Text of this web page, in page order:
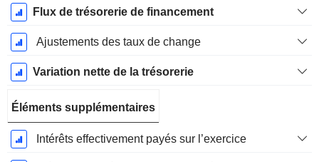
Flux de trésorerie de financement
Ajustements des taux de change
Variation nette de la trésorerie
Éléments supplémentaires
Intérêts effectivement payés sur l’exercice